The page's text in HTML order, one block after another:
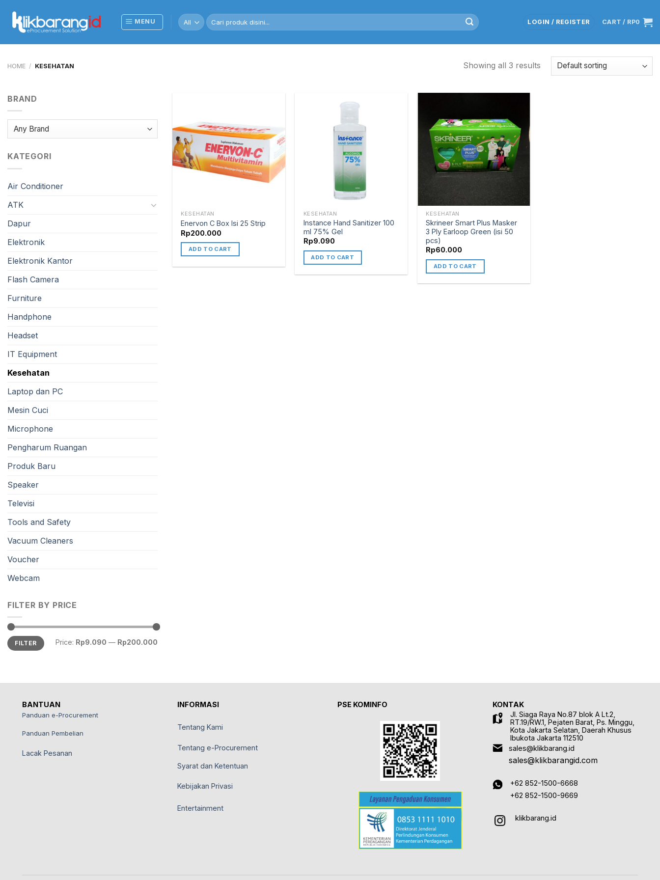
content
MENU
Search
for:
LOGIN / REGISTER CART / RP0
HOME / KESEHATAN Showing all 3 results
BRAND
KATEGORI
Air Conditioner
ATK
Dapur
Elektronik
Elektronik Kantor
Flash Camera
Furniture
Handphone
Headset
IT Equipment
Kesehatan
Laptop dan PC
Mesin Cuci
Microphone
Pengharum Ruangan
Produk Baru
Speaker
Televisi
Tools and Safety
Vacuum Cleaners
Voucher
Webcam
FILTER BY PRICE
FILTER Price: Rp9.090 — Rp200.000
KESEHATAN
Enervon C Box Isi 25 Strip
Rp200.000
ADD TO CART
KESEHATAN
Instance Hand Sanitizer 100
ml 75% Gel
Rp9.090
ADD TO CART
KESEHATAN
Skrineer Smart Plus Masker
3 Ply Earloop Green (isi 50
pcs)
Rp60.000
ADD TO CART
BANTUAN
Panduan e-Procurement
Panduan Pembelian
Lacak Pesanan
INFORMASI
Tentang Kami
Tentang e-Procurement
Syarat dan Ketentuan
Kebijakan Privasi
Entertainment
PSE KOMINFO
KONTAK
Jl. Siaga Raya No.87 blok A Lt.2,
RT.19/RW.1, Pejaten Barat, Ps. Minggu,
Kota Jakarta Selatan, Daerah Khusus
Ibukota Jakarta 112510
sales@klikbarang.id
sales@klikbarangid.com
+62 852-1500-6668
+62 852-1500-9669
klikbarang.id